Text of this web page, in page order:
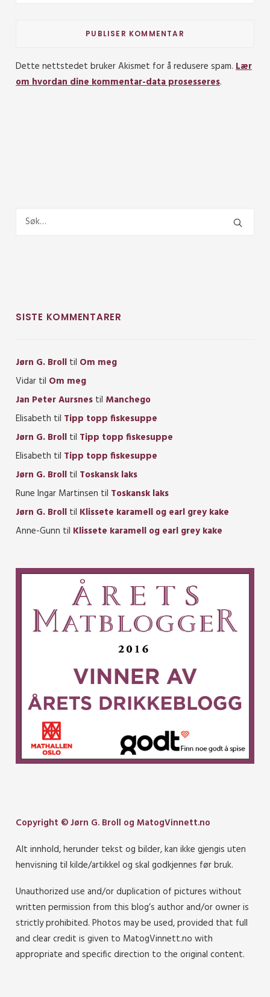
Dette nettstedet bruker Akismet for å redusere spam. Lær
om hvordan dine kommentar-data prosesseres.
SISTE KOMMENTARER
Jørn G. Broll til Om meg
Vidar til Om meg
Jan Peter Aursnes til Manchego
Elisabeth til Tipp topp fiskesuppe
Jørn G. Broll til Tipp topp fiskesuppe
Elisabeth til Tipp topp fiskesuppe
Jørn G. Broll til Toskansk laks
Rune Ingar Martinsen til Toskansk laks
Jørn G. Broll til Klissete karamell og earl grey kake
Anne-Gunn til Klissete karamell og earl grey kake
Copyright © Jørn G. Broll og MatogVinnett.no
Alt innhold, herunder tekst og bilder, kan ikke gjengis uten
henvisning til kilde/artikkel og skal godkjennes før bruk.
Unauthorized use and/or duplication of pictures without
written permission from this blog’s author and/or owner is
strictly prohibited. Photos may be used, provided that full
and clear credit is given to MatogVinnett.no with
appropriate and specific direction to the original content.